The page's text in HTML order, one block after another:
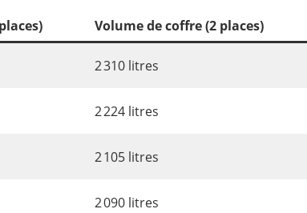
Volume de coffre (2 places)
2 310 litres
2 224 litres
2 105 litres
2 090 litres